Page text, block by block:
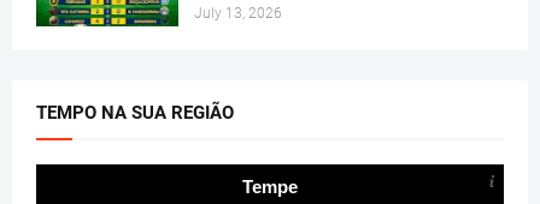
July 13, 2026
TEMPO NA SUA REGIÃO
Tempe